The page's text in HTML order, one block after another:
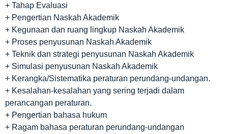
+ Tahap Evaluasi
+ Pengertian Naskah Akademik
+ Kegunaan dan ruang lingkup Naskah Akademik
+ Proses penyusunan Naskah Akademik
+ Teknik dan strategi penyusunan Naskah Akademik
+ Simulasi penyusunan Naskah Akademik
+ Kerangka/Sistematika peraturan perundang-undangan.
+ Kesalahan-kesalahan yang sering terjadi dalam
perancangan peraturan.
+ Pengertian bahasa hukum
+ Ragam bahasa peraturan perundang-undangan